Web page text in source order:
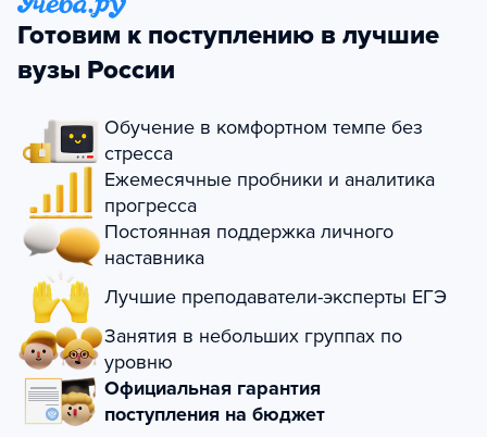
Готовим к поступлению в лучшие
вузы России
Обучение в комфортном темпе без
стресса
Ежемесячные пробники и аналитика
прогресса
Постоянная поддержка личного
наставника
Лучшие преподаватели-эксперты ЕГЭ
Занятия в небольших группах по
уровню
Официальная гарантия
поступления на бюджет